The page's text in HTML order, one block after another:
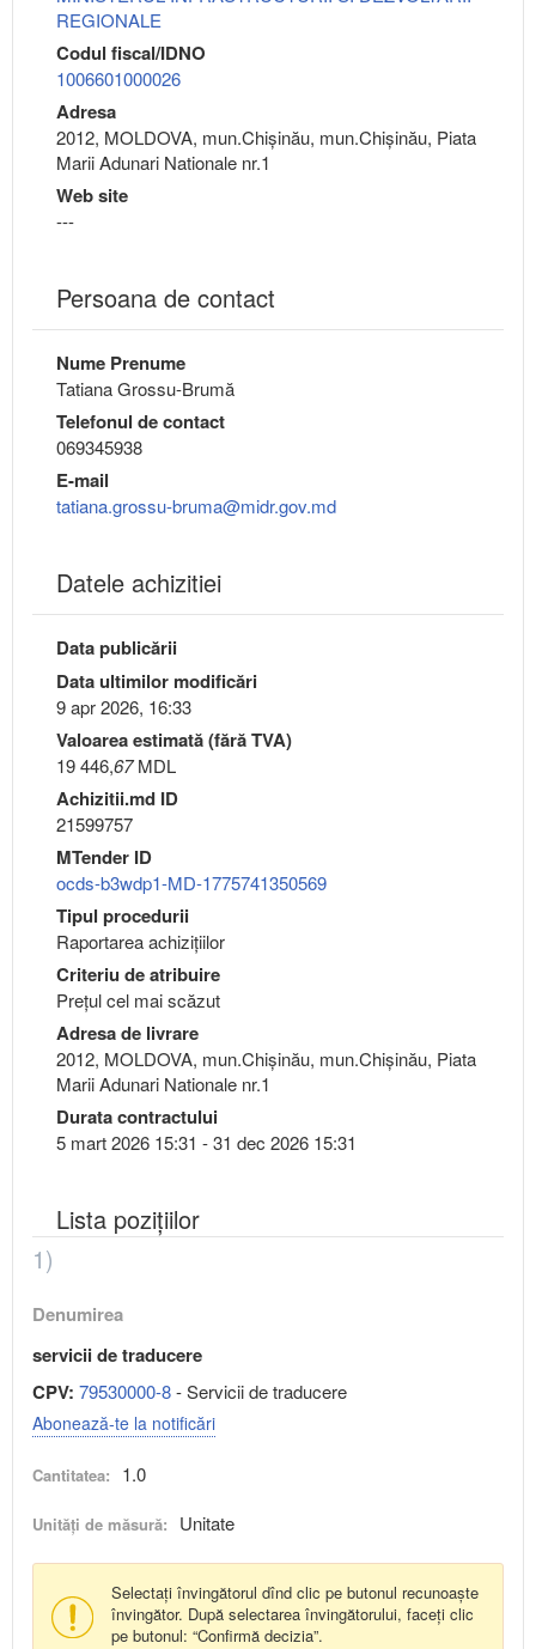
REGIONALE
Codul fiscal/IDNO
1006601000026
Adresa
2012, MOLDOVA, mun.Chişinău, mun.Chişinău, Piata
Marii Adunari Nationale nr.1
Web site
---
Persoana de contact
Nume Prenume
Tatiana Grossu-Brumă
Telefonul de contact
069345938
E-mail
tatiana.grossu-bruma@midr.gov.md
Datele achizitiei
Data publicării
Data ultimilor modificări
9 apr 2026, 16:33
Valoarea estimată (fără TVA)
19 446,67MDL
Achizitii.md ID
21599757
MTender ID
ocds-b3wdp1-MD-1775741350569
Tipul procedurii
Raportarea achizițiilor
Criteriu de atribuire
Preţul cel mai scăzut
Adresa de livrare
2012, MOLDOVA, mun.Chişinău, mun.Chişinău, Piata
Marii Adunari Nationale nr.1
Durata contractului
5 mart 2026 15:31 - 31 dec 2026 15:31
Lista pozițiilor
1)
Denumirea
servicii de traducere
CPV: 79530000-8- Servicii de traducere
Abonează-te la notificări
Cantitatea: 1.0
Unități de măsură: Unitate
Selectați învingătorul dînd clic pe butonul recunoaște
învingător. După selectarea învingătorului, faceți clic
pe butonul: “Confirmă decizia”.